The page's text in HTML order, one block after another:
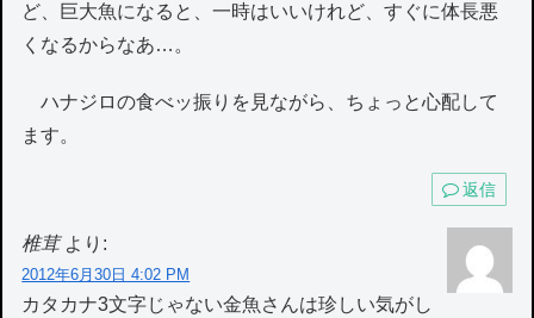
ど、巨大魚になると、一時はいいけれど、すぐに体長悪
くなるからなあ…。
ハナジロの食べッ振りを見ながら、ちょっと心配して
ます。
返信
椎茸 より:
2012年6月30日 4:02 PM
カタカナ3文字じゃない金魚さんは珍しい気がし